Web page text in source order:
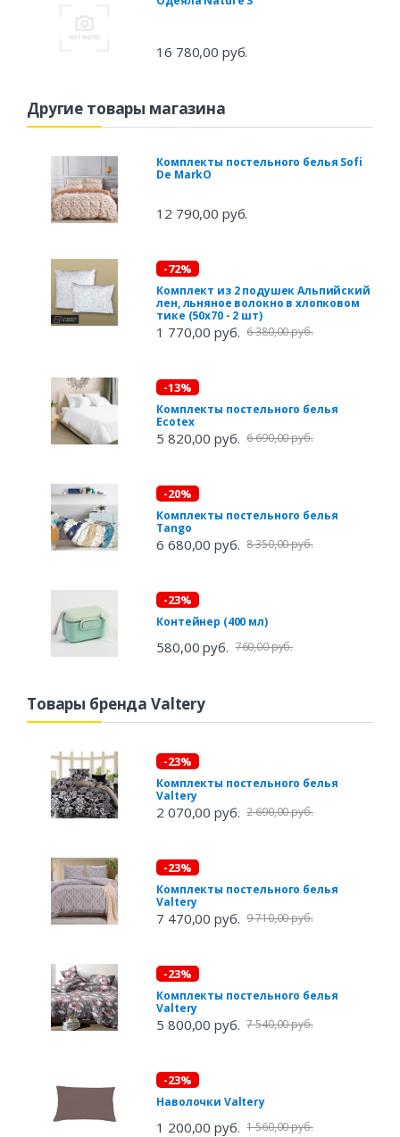
16 780,00 руб.
Другие товары магазина
Комплекты постельного белья Sofi
De MarkO
12 790,00 руб.
-72%
Комплект из 2 подушек Альпийский
лен, льняное волокно в хлопковом
тике (50х70 - 2 шт)
1 770,00 руб. 6 380,00 руб.
-13%
Комплекты постельного белья
Ecotex
5 820,00 руб. 6 690,00 руб.
-20%
Комплекты постельного белья
Tango
6 680,00 руб. 8 350,00 руб.
-23%
Контейнер (400 мл)
580,00 руб. 760,00 руб.
Товары бренда Valtery
-23%
Комплекты постельного белья
Valtery
2 070,00 руб. 2 690,00 руб.
-23%
Комплекты постельного белья
Valtery
7 470,00 руб. 9 710,00 руб.
-23%
Комплекты постельного белья
Valtery
5 800,00 руб. 7 540,00 руб.
-23%
Наволочки Valtery
1 200,00 руб. 1 560,00 руб.